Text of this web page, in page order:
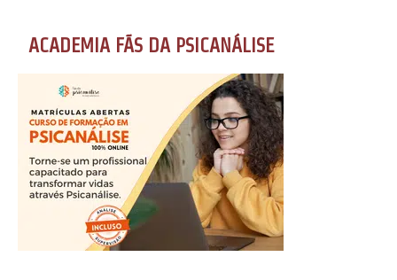
ACADEMIA FÃS DA PSICANÁLISE